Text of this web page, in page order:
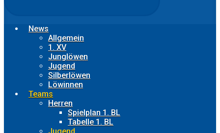
News
Allgemein
1. XV
Junglöwen
Jugend
Silberlöwen
Löwinnen
Teams
Herren
Spielplan 1. BL
Tabelle 1. BL